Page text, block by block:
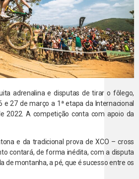
adrenalina e disputas de tirar o fôlego,
e 27 de março a 1ª etapa da Internacional
2022. A competição conta com apoio da
e da tradicional prova de XCO – cross
contará, de forma inédita, com a disputa
de montanha, a pé, que é sucesso entre os